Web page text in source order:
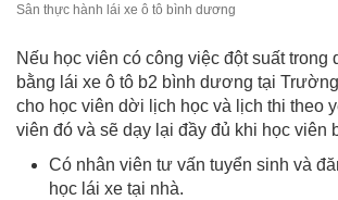
Sân thực hành lái xe ô tô bình dương
Nếu học viên có công việc đột suất trong
bằng lái xe ô tô b2 bình dương tại
cho học viên dời lịch học và lịch thi theo
viên đó và sẽ dạy lại đầy đủ khi học viên
Có nhân viên tư vấn tuyển sinh và
học lái xe tại nhà.